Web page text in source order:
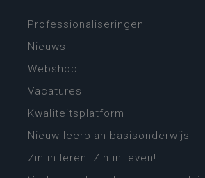
Professionaliseringen
Nieuws
Webshop
Vacatures
Kwaliteitsplatform
Nieuw leerplan basisonderwijs
Zin in leren! Zin in leven!